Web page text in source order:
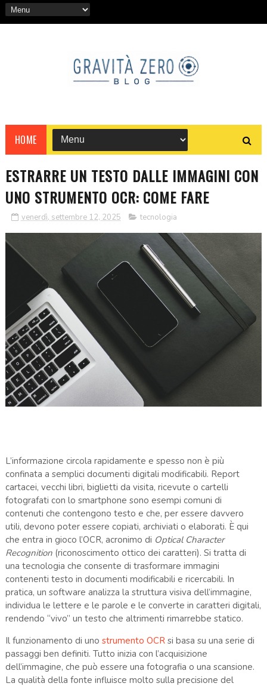
HOME
ESTRARRE UN TESTO DALLE IMMAGINI CON
UNO STRUMENTO OCR: COME FARE
venerdì, settembre 12, 2025 tecnologia
L’informazione circola rapidamente e spesso non è più
confinata a semplici documenti digitali modificabili. Report
cartacei, vecchi libri, biglietti da visita, ricevute o cartelli
fotografati con lo smartphone sono esempi comuni di
contenuti che contengono testo e che, per essere davvero
utili, devono poter essere copiati, archiviati o elaborati. È qui
che entra in gioco l’OCR, acronimo di Optical Character
Recognition(riconoscimento ottico dei caratteri). Si tratta di
una tecnologia che consente di trasformare immagini
contenenti testo in documenti modificabili e ricercabili. In
pratica, un software analizza la struttura visiva dell’immagine,
individua le lettere e le parole e le converte in caratteri digitali,
rendendo “vivo” un testo che altrimenti rimarrebbe statico.
Il funzionamento di uno strumento OCRsi basa su una serie di
passaggi ben definiti. Tutto inizia con l’acquisizione
dell’immagine, che può essere una fotografia o una scansione.
La qualità della fonte influisce molto sulla precisione del